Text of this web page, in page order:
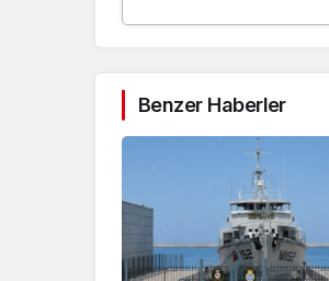
Benzer Haberler